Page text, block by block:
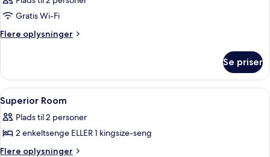
Gratis Wi-Fi
Flere oplysninger
Flere
Se priser
Indlæs
alle
billeder
af
Superior
Premium-sengetøj, skrivebord,
4
Superior Room
Plads til 2 personer
2 enkeltsenge ELLER 1 kingsize-seng
Flere oplysninger
Flere